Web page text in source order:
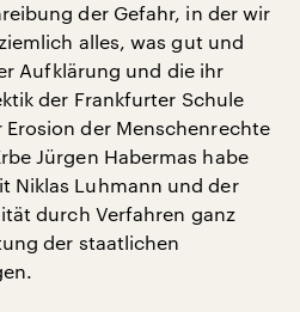
der Gefahr, in der wir
alles, was gut und
Aufklärung und die ihr
der Frankfurter Schule
der Menschenrechte
Jürgen Habermas habe
Niklas Luhmann und der
durch Verfahren ganz
der staatlichen